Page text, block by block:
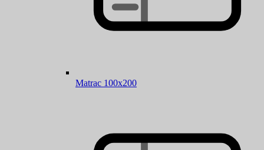
Matrac 100x200